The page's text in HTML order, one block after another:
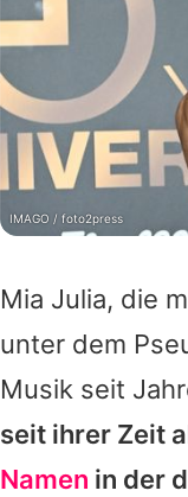
Mia Julia, die
unter dem
Musik seit
seit ihrer Zeit
Namen in der
IMAGO / foto2press